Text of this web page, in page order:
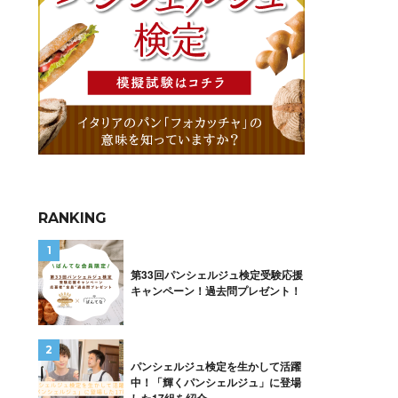
RANKING
第33回パンシェルジュ検定受験応援
キャンペーン！過去問プレゼント！
パンシェルジュ検定を生かして活躍
中！「輝くパンシェルジュ」に登場